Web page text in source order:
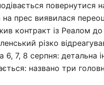
повернутися
прес виявилася
контракт із Реалом
різко
6, 7, 8 серпня: детальна
названо три